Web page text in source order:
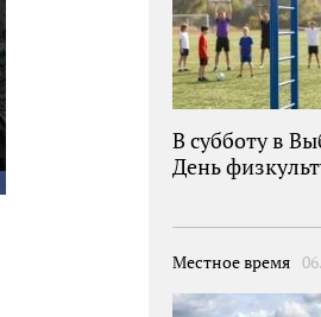
В субботу в
День
Местное время